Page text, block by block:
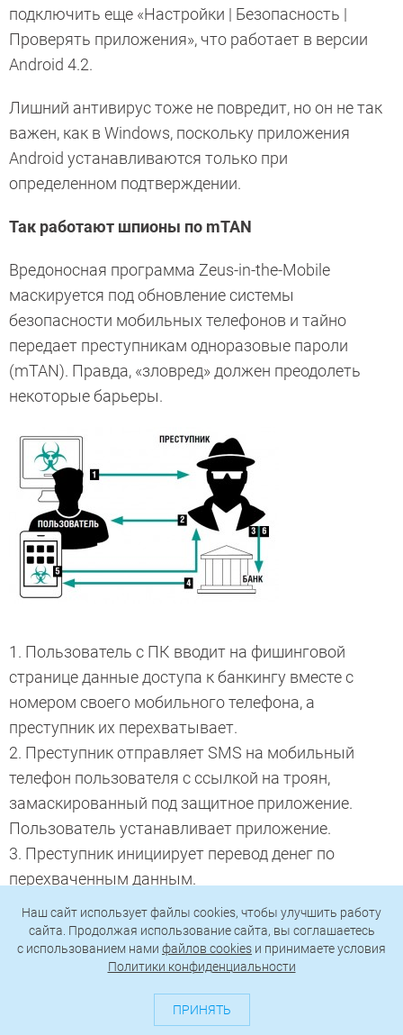
подключить еще «Настройки | Безопасность |
Проверять приложения», что работает в версии
Android 4.2.
Лишний антивирус тоже не повредит, но он не так
важен, как в Windows, поскольку приложения
Android устанавливаются только при
определенном подтверждении.
Так работают шпионы по mTAN
Вредоносная программа Zeus-in-the-Mobile
маскируется под обновление системы
безопасности мобильных телефонов и тайно
передает преступникам одноразовые пароли
(mTAN). Правда, «зловред» должен преодолеть
некоторые барьеры.
1. Пользователь с ПК вводит на фишинговой
странице данные доступа к банкингу вместе с
номером своего мобильного телефона, а
преступник их перехватывает.
2. Преступник отправляет SMS на мобильный
телефон пользователя с ссылкой на троян,
замаскированный под защитное приложение.
Пользователь устанавливает приложение.
3. Преступник инициирует перевод денег по
перехваченным данным.
4. Банк отправляет одноразовый пароль (mTAN)
на зараженный мобильный телефон пользователя.
5. Троян тайно передает одноразовый пароль на
мобильный телефон преступника.
6. Преступник незаметно подтверждает паролем
Наш сайт использует файлы cookies, чтобы улучшить работу
сайта. Продолжая использование сайта, вы соглашаетесь
c использованием нами файлов cookies и принимаете условия
Политики конфиденциальности
ПРИНЯТЬ